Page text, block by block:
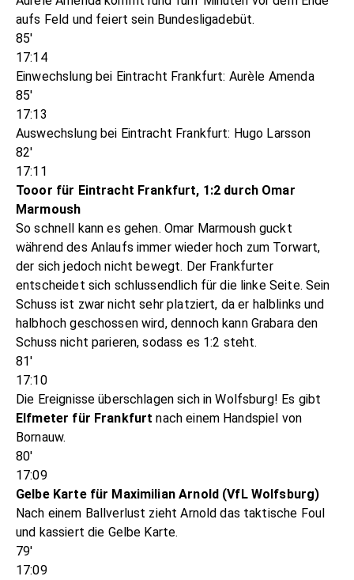
aufs Feld und feiert sein Bundesligadebüt.
85'
17:14
Einwechslung bei Eintracht Frankfurt: Aurèle Amenda
85'
17:13
Auswechslung bei Eintracht Frankfurt: Hugo Larsson
82'
17:11
Tooor für Eintracht Frankfurt, 1:2 durch Omar
Marmoush
So schnell kann es gehen. Omar Marmoush guckt
während des Anlaufs immer wieder hoch zum Torwart,
der sich jedoch nicht bewegt. Der Frankfurter
entscheidet sich schlussendlich für die linke Seite. Sein
Schuss ist zwar nicht sehr platziert, da er halblinks und
halbhoch geschossen wird, dennoch kann Grabara den
Schuss nicht parieren, sodass es 1:2 steht.
81'
17:10
Die Ereignisse überschlagen sich in Wolfsburg! Es gibt
Elfmeter für Frankfurt nach einem Handspiel von
Bornauw.
80'
17:09
Gelbe Karte für Maximilian Arnold (VfL Wolfsburg)
Nach einem Ballverlust zieht Arnold das taktische Foul
und kassiert die Gelbe Karte.
79'
17:09